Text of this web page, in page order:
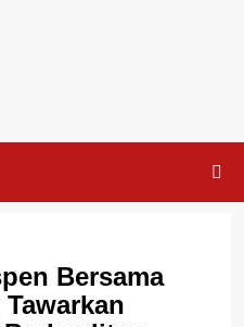
Bersama